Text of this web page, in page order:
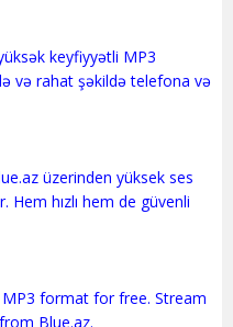
keyfiyyətli MP3
və rahat şəkildə telefona və
üzerinden yüksek ses
hızlı hem de güvenli
format for free. Stream
Blue.az.